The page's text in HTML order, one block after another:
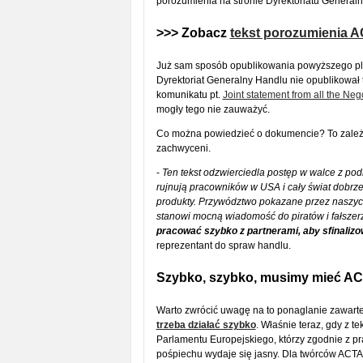
>>> Zobacz tekst porozumienia
Już sam sposób opublikowania powyższego
Dyrektoriat Generalny Handlu nie
komunikatu pt. Joint statement from all the
mogły tego nie zauważyć.
Co można powiedzieć o dokumencie? To
zachwyceni.
- Ten tekst odzwierciedla postęp w walce z
rujnują pracowników w USA i cały świat
produkty. Przywództwo pokazane przez
stanowi mocną wiadomość do piratów i
pracować szybko z partnerami, aby
reprezentant do spraw handlu.
Szybko, szybko, musimy mieć
Warto zwrócić uwagę na to ponaglanie
trzeba działać szybko. Właśnie teraz, gdy z
Parlamentu Europejskiego, którzy zgodnie z
pośpiechu wydaje się jasny. Dla twórców